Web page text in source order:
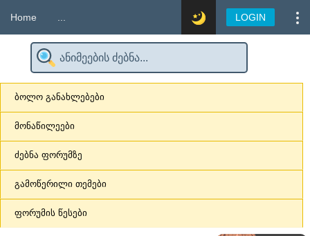
Home LOGIN
ბოლო განახლებები
მონაწილეები
ძებნა ფორუმზე
გამოწერილი თემები
ფორუმის წესები